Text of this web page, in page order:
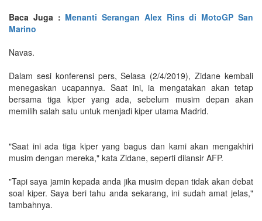
Baca Juga : Menanti Serangan Alex Rins di MotoGP San
Marino
Navas.
Dalam sesi konferensi pers, Selasa (2/4/2019), Zidane kembali
menegaskan ucapannya. Saat ini, ia mengatakan akan tetap
bersama tiga kiper yang ada, sebelum musim depan akan
memilih salah satu untuk menjadi kiper utama Madrid.
"Saat ini ada tiga kiper yang bagus dan kami akan mengakhiri
musim dengan mereka," kata Zidane, seperti dilansir AFP.
"Tapi saya jamin kepada anda jika musim depan tidak akan debat
soal kiper. Saya beri tahu anda sekarang, ini sudah amat jelas,"
tambahnya.